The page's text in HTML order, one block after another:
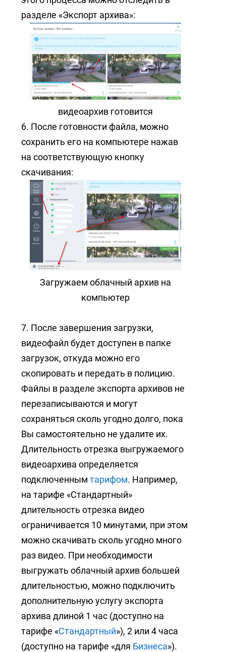
разделе «Экспорт архива»:
видеоархив готовится
6. После готовности файла, можно
сохранить его на компьютере нажав
на соответствующую кнопку
скачивания:
Загружаем облачный архив на
компьютер
7. После завершения загрузки,
видеофайл будет доступен в папке
загрузок, откуда можно его
скопировать и передать в полицию.
Файлы в разделе экспорта архивов не
перезаписываются и могут
сохраняться сколь угодно долго, пока
Вы самостоятельно не удалите их.
Длительность отрезка выгружаемого
видеоархива определяется
подключеннымтарифом. Например,
на тарифе «Стандартный»
длительность отрезка видео
ограничивается 10 минутами, при этом
можно скачивать сколь угодно много
раз видео. При необходимости
выгружать облачный архив большей
длительностью, можно подключить
дополнительную услугу экспорта
архива длиной 1 час (доступно на
тарифе «Стандартный»), 2 или 4 часа
(доступно на тарифе «для Бизнеса»).